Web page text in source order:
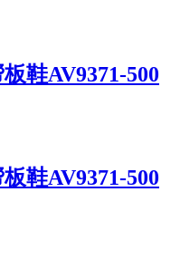
鞋AV9371-500
鞋AV9371-500